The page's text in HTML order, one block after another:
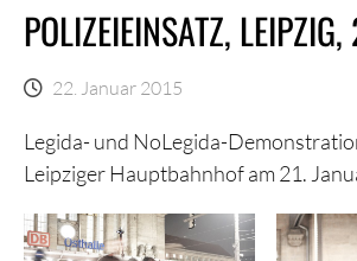
POLIZEIEINSATZ,
22. Januar 2015
Legida- und NoLegida-
Leipziger Hauptbahnhof am 21.